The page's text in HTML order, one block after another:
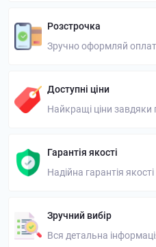
Розстрочка
Зручно оформляй
Доступні ціни
Найкращі ціни
Гарантія якості
Надійна гарантія
Зручний вибір
Вся детальна